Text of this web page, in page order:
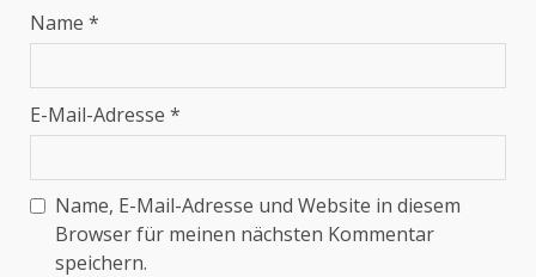
Name *
E-Mail-Adresse *
Name, E-Mail-Adresse und Website in diesem
Browser für meinen nächsten Kommentar
speichern.